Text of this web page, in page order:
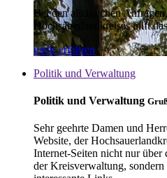
Bei den alltäglichen
Hochsauerlandkreises hilft
mehr erfahren
Politik und Verwaltung
Politik und Verwaltung
Sehr geehrte Damen und
Website, der
Internet-Seiten nicht nur
der Kreisverwaltung,